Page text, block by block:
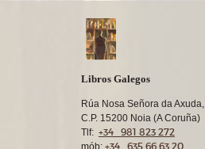
Libros Galegos
Rúa Nosa Señora da Axuda,
C.P. 15200 Noia (A Coruña)
Tlf: +34 981 823 272
mób: +34 635 66 63 20